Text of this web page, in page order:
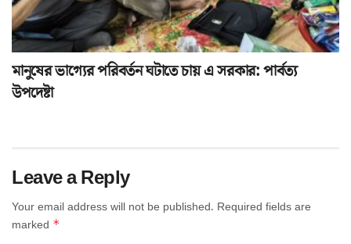
মানুষের ভাগ্যের পরিবর্তন ঘটাতে চায় এ সরকার: পার্বত্য
উপদেষ্টা
Leave a Reply
Your email address will not be published. Required fields are
marked *